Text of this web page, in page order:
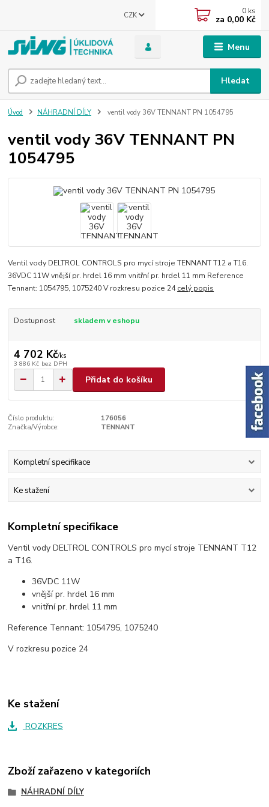
Menu
CZK
Hledat
0 ks
za 0,00 Kč
Úvod NÁHRADNÍ DÍLY ventil vody 36V TENNANT PN 1054795
ventil vody 36V TENNANT PN
1054795
Ventil vody DELTROL CONTROLS pro mycí stroje TENNANT T12 a T16.
36VDC 11W vnější pr. hrdel 16 mm vnitřní pr. hrdel 11 mm Reference
Tennant: 1054795, 1075240 V rozkresu pozice 24celý popis
Dostupnost skladem v eshopu
4 702 Kč/ks
3 886 Kč bez DPH
Přidat do košíku
Číslo produktu:
176056
Značka/Výrobce:
TENNANT
Kompletní specifikace
Ke stažení
Kompletní specifikace
Ventil vody DELTROL CONTROLS pro mycí stroje TENNANT T12
a T16.
36VDC 11W
vnější pr. hrdel 16 mm
vnitřní pr. hrdel 11 mm
Reference Tennant: 1054795, 1075240
V rozkresu pozice 24
Ke stažení
ROZKRES
Zboží zařazeno v kategoriích
NÁHRADNÍ DÍLY